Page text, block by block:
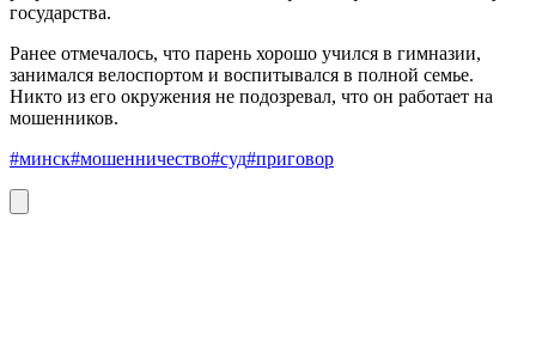
государства.
Ранее отмечалось, что парень хорошо учился в гимназии,
занимался велоспортом и воспитывался в полной семье.
Никто из его окружения не подозревал, что он работает на
мошенников.
#минск#мошенничество#суд#приговор